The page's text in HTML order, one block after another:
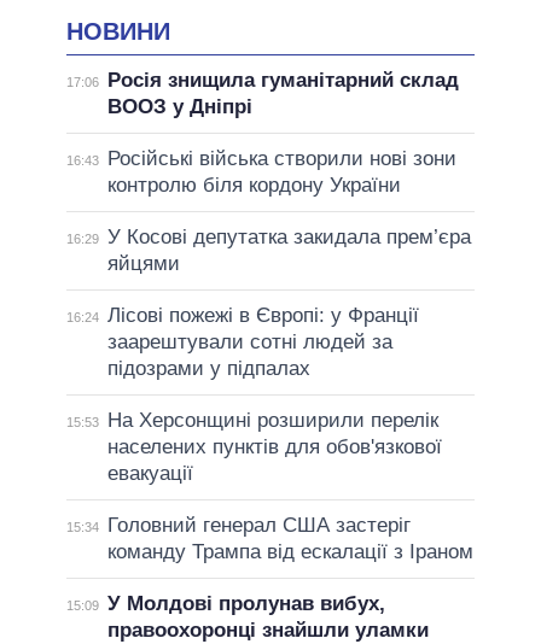
НОВИНИ
17:06
Росія знищила гуманітарний склад
ВООЗ у Дніпрі
16:43
Російські війська створили нові зони
контролю біля кордону України
16:29 У Косові депутатка закидала прем’єра
яйцями
16:24 Лісові пожежі в Європі: у Франції
заарештували сотні людей за
підозрами у підпалах
15:53
На Херсонщині розширили перелік
населених пунктів для обов'язкової
евакуації
15:34
Головний генерал США застеріг
команду Трампа від ескалації з Іраном
15:09 У Молдові пролунав вибух,
правоохоронці знайшли уламки